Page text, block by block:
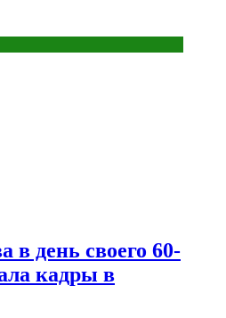
день своего 60-
кадры в